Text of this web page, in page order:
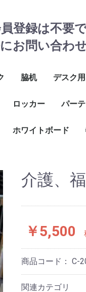
登録は不要
お問い合わ
サイズ
サイズ
サイズ
サイズ
サイズ
脇机 デスク
3段ワゴ
2段ワゴ
フリー
ロッカー
鍵式ロッカー
ダイヤルロッカー
シューズロッカー
掃除ロッカー
メールロッカー
1～5人用
6～8人用
9～18人用
20人以上用
パー
ホワイトボード
介護、
￥5,500
商品コード： C-
関連カテゴリ